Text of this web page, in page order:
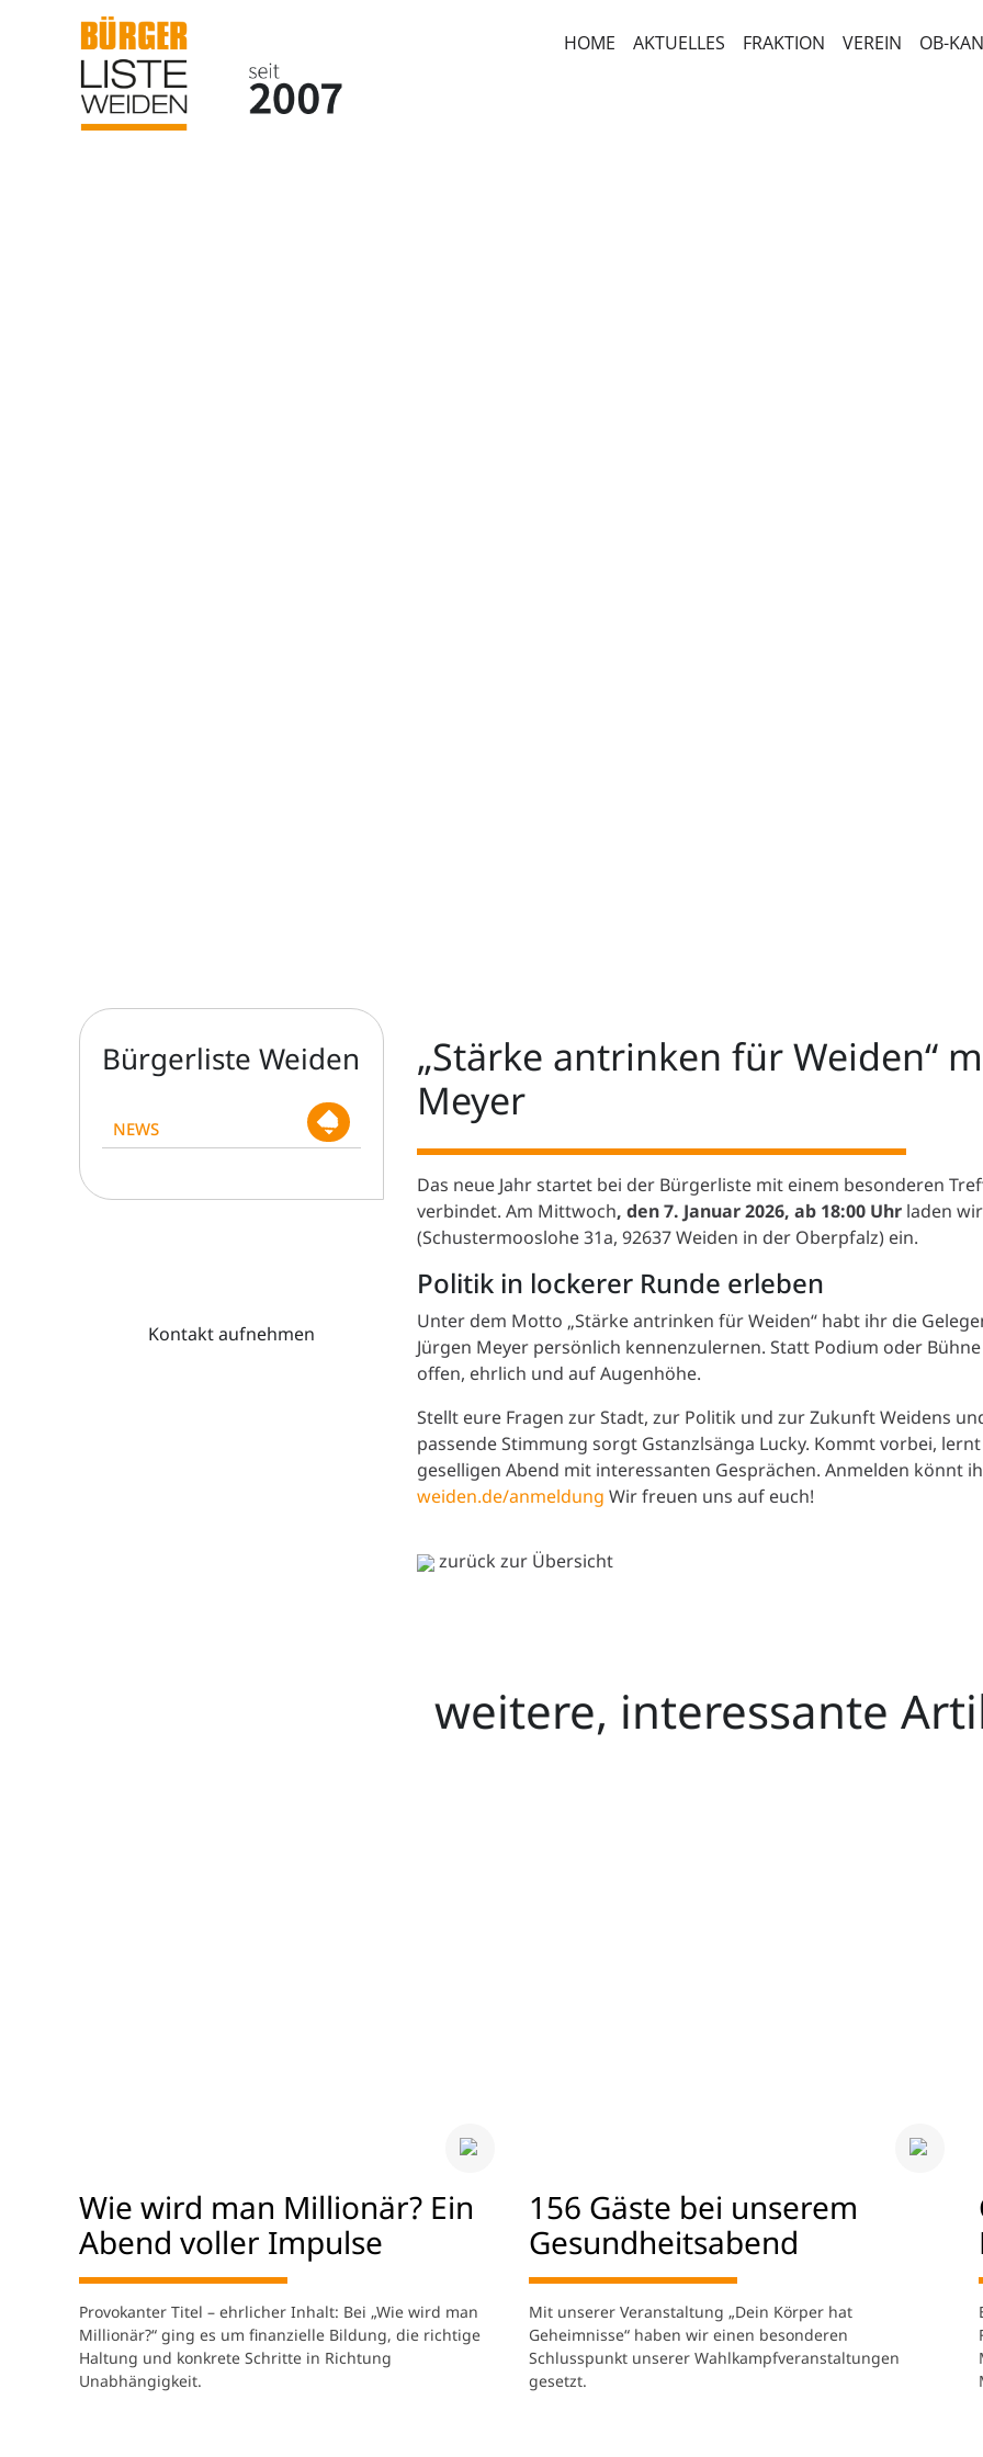
HOME AKTUELLES FRAKTION VEREIN OB-
Bürgerliste Weiden
NEWS
Kontakt aufnehmen
„Stärke antrinken für Weiden“
Meyer
Das neue Jahr startet bei der Bürgerliste mit einem besonderen
verbindet. Am Mittwoch, den 7. Januar 2026, ab 18:00 Uhrladen wir
(Schustermooslohe 31a, 92637 Weiden in der Oberpfalz) ein.
Politik in lockerer Runde erleben
Unter dem Motto „Stärke antrinken für Weiden“ habt ihr die
Jürgen Meyer persönlich kennenzulernen. Statt Podium oder
offen, ehrlich und auf Augenhöhe.
Stellt eure Fragen zur Stadt, zur Politik und zur Zukunft Weidens
passende Stimmung sorgt Gstanzlsänga Lucky. Kommt vorbei,
geselligen Abend mit interessanten Gesprächen. Anmelden könnt
weiden.de/anmeldung Wir freuen uns auf euch!
zurück zur Übersicht
weitere, interessante
Wie wird man Millionär? Ein
Abend voller Impulse
Provokanter Titel – ehrlicher Inhalt: Bei „Wie wird man
Millionär?“ ging es um finanzielle Bildung, die richtige
Haltung und konkrete Schritte in Richtung
Unabhängigkeit.
156 Gäste bei unserem
Gesundheitsabend
Mit unserer Veranstaltung „Dein Körper hat
Geheimnisse“ haben wir einen besonderen
Schlusspunkt unserer Wahlkampfveranstaltungen
gesetzt.